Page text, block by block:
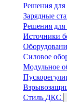
Решения для
Зарядные
Решения
Источники
Силовое
Модульное
Стиль ДКС